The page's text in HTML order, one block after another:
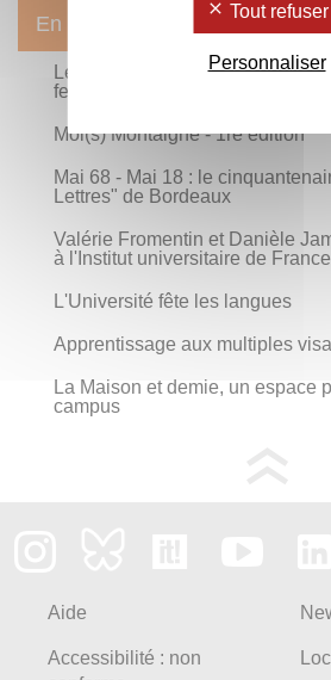
En 2018
Les Allégories : ouverture de la
festival étudiant !
Moi(s) Montaigne - 1re édition
Mai 68 - Mai 18 : le
Lettres" de Bordeaux
Valérie Fromentin et Danièle
à l'Institut universitaire de France
L'Université fête les langues
Apprentissage aux multiples
La Maison et demie, un espace
campus
Aide
Accessibilité : non
Tout refuser
Personnaliser